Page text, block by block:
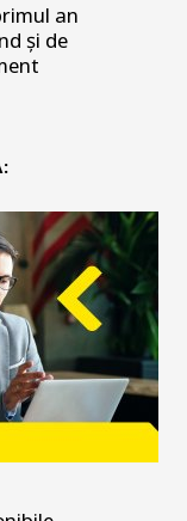
an
și de